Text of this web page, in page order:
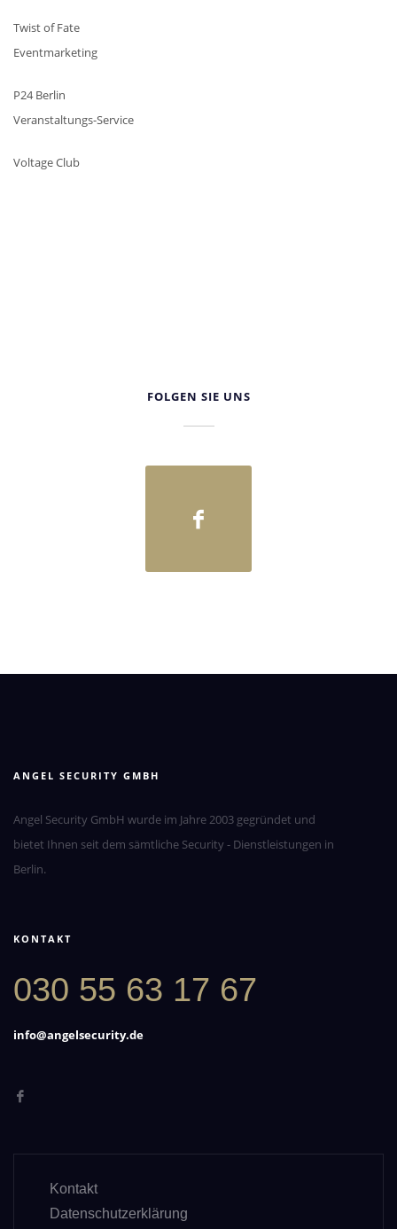
Twist of Fate
Eventmarketing
P24 Berlin
Veranstaltungs-Service
Voltage Club
FOLGEN SIE UNS
ANGEL SECURITY GMBH
Angel Security GmbH wurde im Jahre 2003 gegründet und
bietet Ihnen seit dem sämtliche Security - Dienstleistungen in
Berlin.
KONTAKT
030 55 63 17 67
info@angelsecurity.de
Kontakt
Datenschutzerklärung